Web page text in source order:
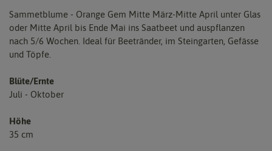
Sammetblume - Orange Gem Mitte März-Mitte April unter Glas
oder Mitte April bis Ende Mai ins Saatbeet und auspflanzen
nach 5/6 Wochen. Ideal für Beetränder, im Steingarten, Gefässe
und Töpfe.
Blüte/Ernte
Juli - Oktober
Höhe
35 cm